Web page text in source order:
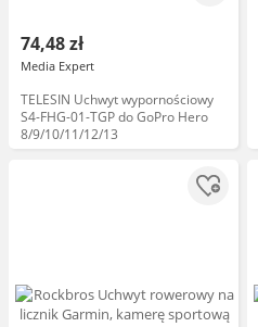
74,48 zł
Media Expert
TELESIN Uchwyt wypornościowy
S4-FHG-01-TGP do GoPro Hero
8/9/10/11/12/13